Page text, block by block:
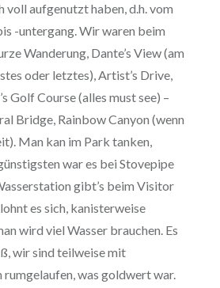
voll aufgenutzt haben, d.h. vom
-untergang. Wir waren beim
Wanderung, Dante’s View (am
oder letztes), Artist’s Drive,
Golf Course (alles must see) –
Bridge, Rainbow Canyon (wenn
Man kan im Park tanken,
war es bei Stovepipe
gibt’s beim Visitor
es sich, kanisterweise
wird viel Wasser brauchen. Es
wir sind teilweise mit
rumgelaufen, was goldwert war.